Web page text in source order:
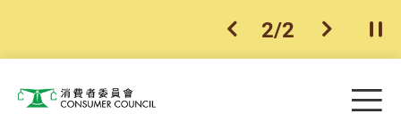
上一個
2/2 下一個開
消費者委員會 目